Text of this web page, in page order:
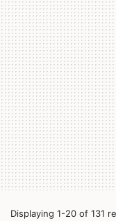
Displaying 1-20 of 131